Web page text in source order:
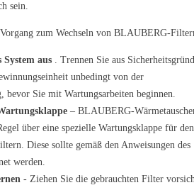
sein.
zum Wechseln von BLAUBERG-
System aus . Trennen Sie aus
unbedingt von der
bevor Sie mit Wartungsarbeiten beginnen.
– BLAUBERG-
über eine spezielle Wartungsklappe für den
Diese sollte gemäß den Anweisungen des
werden.
- Ziehen Sie die gebrauchten Filter